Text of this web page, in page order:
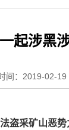
起涉黑
间：2019-02-19
盗采矿山恶势